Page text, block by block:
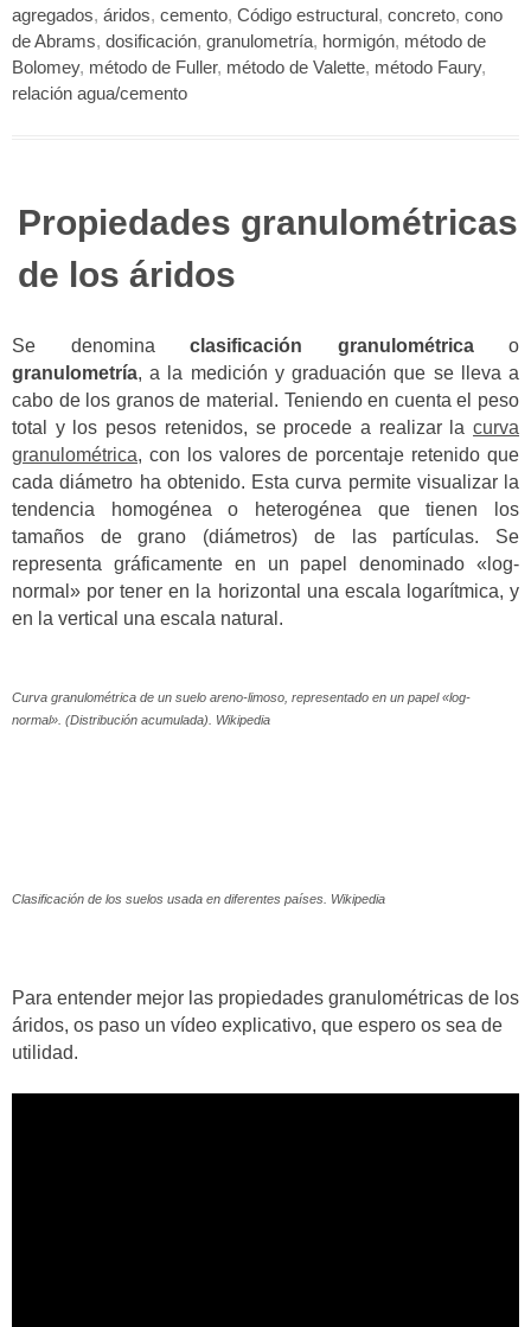
agregados, áridos, cemento, Código estructural, concreto, cono
de Abrams, dosificación, granulometría, hormigón, método de
Bolomey, método de Fuller, método de Valette, método Faury,
relación agua/cemento
Propiedades granulométricas
de los áridos
Se denomina clasificación granulométricao
granulometría, a la medición y graduación que se lleva a
cabo de los granos de material. Teniendo en cuenta el peso
total y los pesos retenidos, se procede a realizar la curva
granulométrica, con los valores de porcentaje retenido que
cada diámetro ha obtenido. Esta curva permite visualizar la
tendencia homogénea o heterogénea que tienen los
tamaños de grano (diámetros) de las partículas. Se
representa gráficamente en un papel denominado «log-
normal» por tener en la horizontal una escala logarítmica, y
en la vertical una escala natural.
Curva granulométrica de un suelo areno-limoso, representado en un papel «log-
normal». (Distribución acumulada). Wikipedia
Clasificación de los suelos usada en diferentes países. Wikipedia
Para entender mejor las propiedades granulométricas de los
áridos, os paso un vídeo explicativo, que espero os sea de
utilidad.